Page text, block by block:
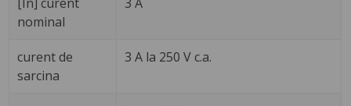
nominal
curent de
sarcina
3 A la 250 V c.a.